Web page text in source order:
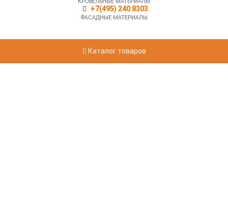
+7(495) 240 8303
ФАСАДНЫЕ МАТЕРИАЛЫ
Каталог товаров